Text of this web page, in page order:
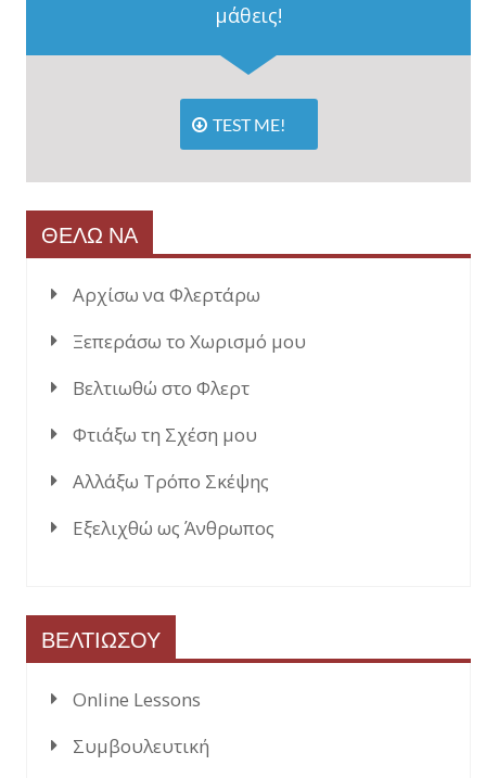
μάθεις!
TEST ME!
ΘΕΛΩ ΝΑ
Αρχίσω να Φλερτάρω
Ξεπεράσω το Χωρισμό μου
Βελτιωθώ στο Φλερτ
Φτιάξω τη Σχέση μου
Αλλάξω Τρόπο Σκέψης
Εξελιχθώ ως Άνθρωπος
ΒΕΛΤΙΩΣΟΥ
Online Lessons
Συμβουλευτική